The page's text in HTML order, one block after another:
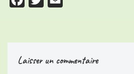
e
b
t
t
i
l
Laisser un commentaire